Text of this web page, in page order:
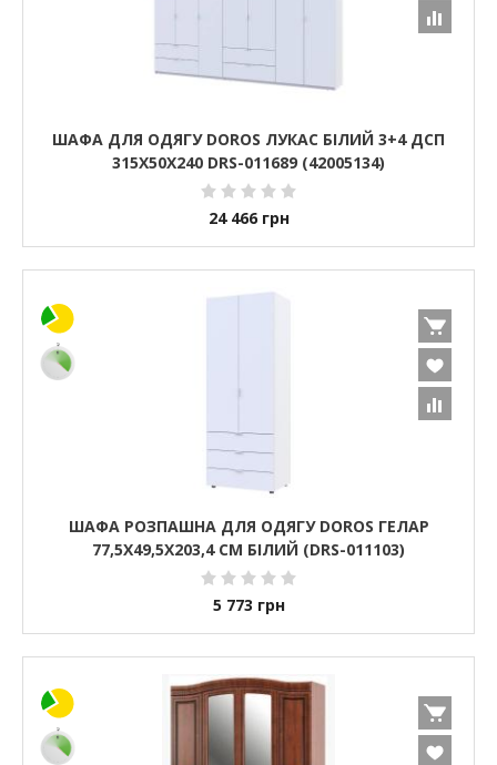
ШАФА ДЛЯ ОДЯГУ DOROS ЛУКАС БІЛИЙ 3+4 ДСП
315Х50Х240 DRS-011689 (42005134)
24 466 грн
ШАФА РОЗПАШНА ДЛЯ ОДЯГУ DOROS ГЕЛАР
77,5Х49,5Х203,4 СМ БІЛИЙ (DRS-011103)
5 773 грн